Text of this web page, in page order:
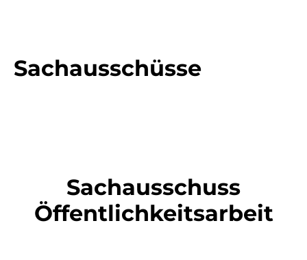
Sachausschüsse
Sachausschuss
Öffentlichkeitsarbeit